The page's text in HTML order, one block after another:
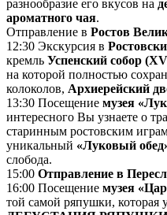
разнообразие его вкусов на
ароматного чая.
Отправление в Ростов
12:30 Экскурсия в
кремль Успенский собор
на которой полностью
колоколов, Архиерейский
13:30 Посещение музея
интересного Вы узнаете о
старинным ростовским
уникальный «Луковый
слобода.
15:00 Отправление в
16:00 Посещение музея
той самой ряпушки, которая